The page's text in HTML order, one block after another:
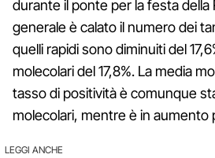
durante il ponte per la festa della
generale è calato il numero dei
quelli rapidi sono diminuiti del
molecolari del 17,8%. La media
tasso di positività è comunque
molecolari, mentre è in aumento
LEGGI ANCHE